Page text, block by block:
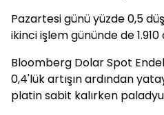
Pazartesi günü yüzde 0,5
ikinci işlem gününde de
Bloomberg Dolar Spot
0,4'lük artışın ardından
platin sabit kalırken